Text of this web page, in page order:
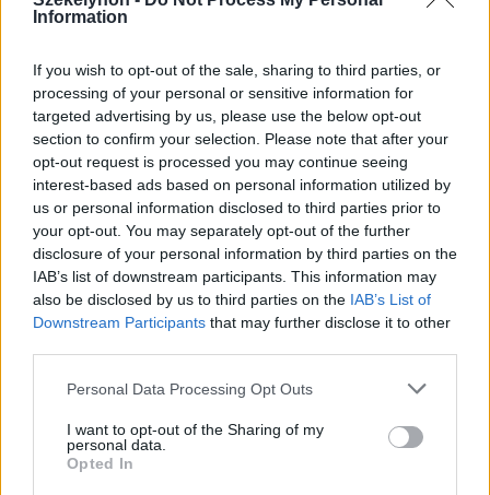
Information
If you wish to opt-out of the sale, sharing to third parties, or
processing of your personal or sensitive information for
targeted advertising by us, please use the below opt-out
section to confirm your selection. Please note that after your
opt-out request is processed you may continue seeing
interest-based ads based on personal information utilized by
us or personal information disclosed to third parties prior to
your opt-out. You may separately opt-out of the further
disclosure of your personal information by third parties on the
IAB’s list of downstream participants. This information may
also be disclosed by us to third parties on the IAB’s List of
Downstream Participants that may further disclose it to other
Personal Data Processing Opt Outs
I want to opt-out of the Sharing of my
personal data.
Opted In
Hasznos
Impresszum
Szerzői jogok
Adatvédelmi tájékoztató
Cookie-kezelési tájékoztató
Hozzászólási szabályzat
Nyomtatott lapjaink archívuma